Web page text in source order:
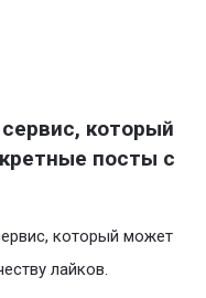
который
посты с
который может
лайков.